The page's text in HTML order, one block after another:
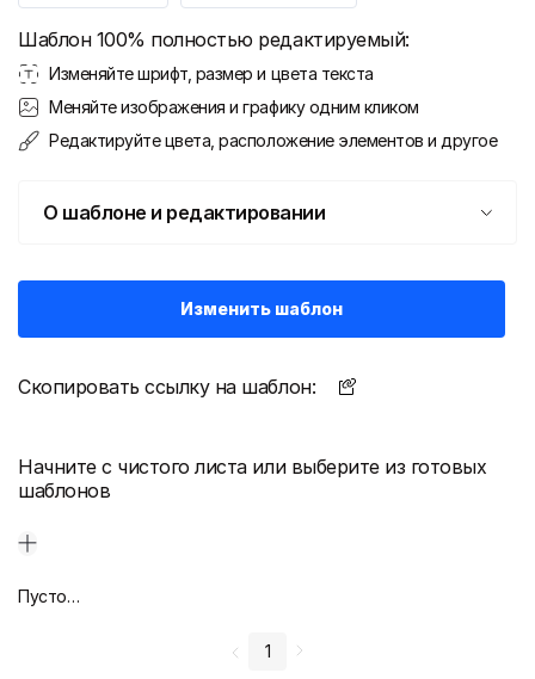
Шаблон 100% полностью редактируемый:
Изменяйте шрифт, размер и цвета текста
Меняйте изображения и графику одним кликом
Редактируйте цвета, расположение элементов и другое
О шаблоне и редактировании
Изменить шаблон
Скопировать ссылку на шаблон:
Начните с чистого листа или выберите из готовых
шаблонов
Пустой дизайн-макет
1